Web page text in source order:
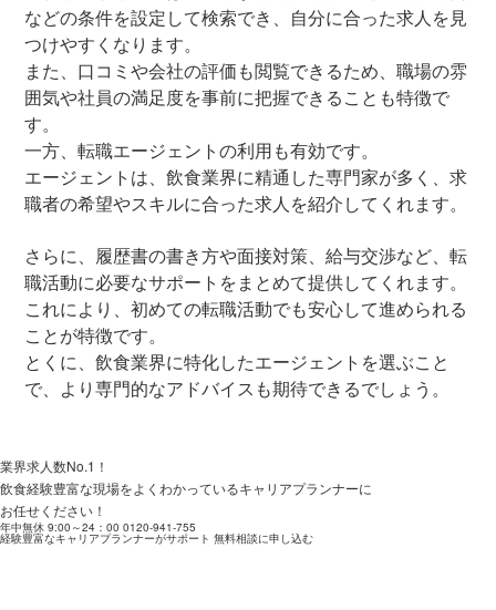
などの条件を設定して検索でき、自分に合った求人を見
つけやすくなります。
また、口コミや会社の評価も閲覧できるため、職場の雰
囲気や社員の満足度を事前に把握できることも特徴で
す。
一方、転職エージェントの利用も有効です。
エージェントは、飲食業界に精通した専門家が多く、求
職者の希望やスキルに合った求人を紹介してくれます。
さらに、履歴書の書き方や面接対策、給与交渉など、転
職活動に必要なサポートをまとめて提供してくれます。
これにより、初めての転職活動でも安心して進められる
ことが特徴です。
とくに、飲食業界に特化したエージェントを選ぶこと
で、より専門的なアドバイスも期待できるでしょう。
業界求人数No.1！
飲食経験豊富な現場をよくわかっているキャリアプランナーに
お任せください！
年中無休 9:00～24：00 0120-941-755
経験豊富なキャリアプランナーがサポート 無料相談に申し込む